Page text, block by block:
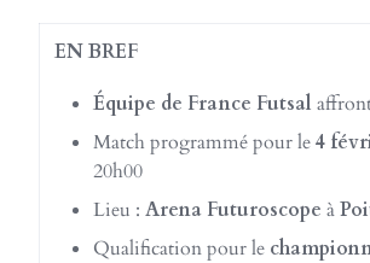
EN BREF
Équipe de France Futsal
Match programmé pour le4
20h00
Lieu : Arena Futuroscope à
Qualification pour le